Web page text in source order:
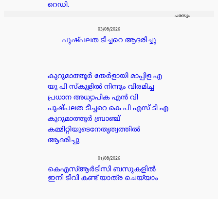
റെഡി.
പരസ്യം
03/08/2026
പുഷ്പലത ടീച്ചറെ ആദരിച്ചു
കുറുമാത്തൂർ തേർളായി മാപ്പിള എ
യു പി സ്കൂളിൽ നിന്നും വിരമിച്ച
പ്രധാന അധ്യാപിക എൻ വി
പുഷ്പലത ടീച്ചറെ കെ പി എസ് ടി എ
കുറുമാത്തൂർ ബ്രാഞ്ച്
കമ്മിറ്റിയുടെനേതൃത്വത്തിൽ
ആദരിച്ചു
01/08/2026
കെഎസ്ആർടിസി ബസുകളിൽ
ഇനി ടിവി കണ്ട് യാത്ര ചെയ്യാം